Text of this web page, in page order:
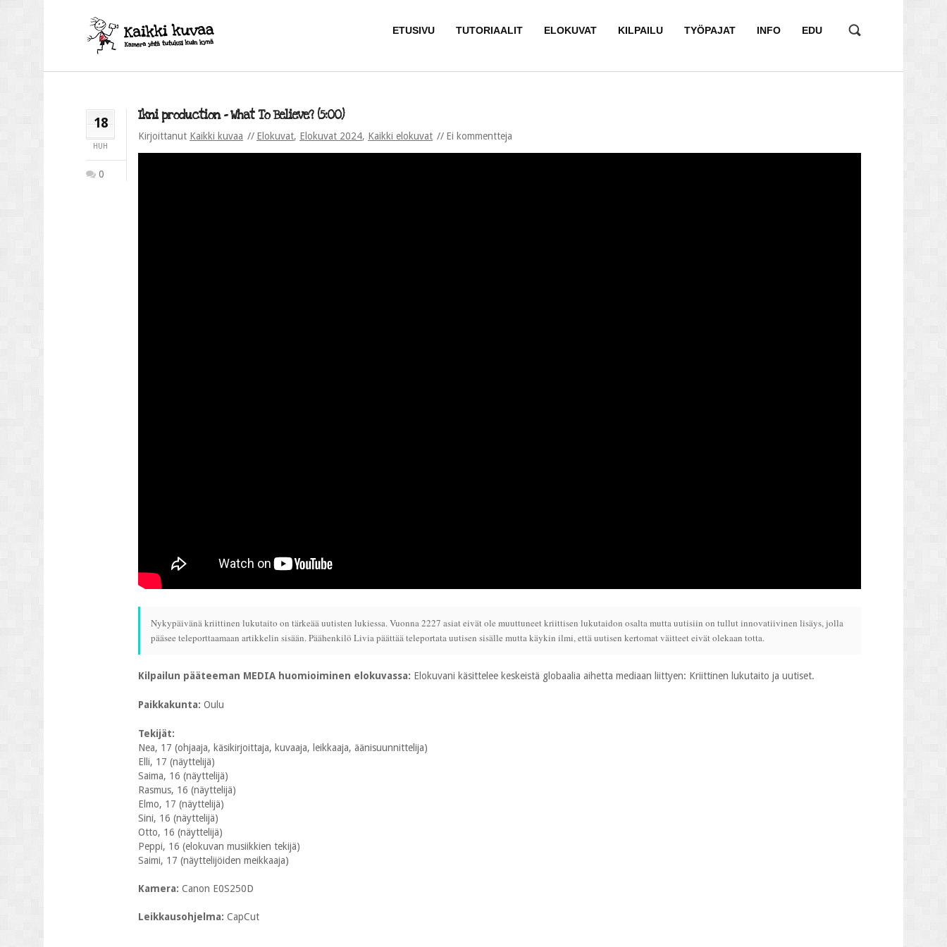
ETUSIVU TUTORIAALIT ELOKUVAT KILPAILU TYÖPAJAT INFO EDU
18
HUH
0
Ikni production – What To Believe? (5:00)
Kirjoittanut Kaikki kuvaa Elokuvat, Elokuvat 2024, Kaikki elokuvat Ei kommentteja
Nykypäivänä kriittinen lukutaito on tärkeää uutisten lukiessa. Vuonna 2227 asiat eivät ole muuttuneet kriittisen lukutaidon osalta mutta uutisiin on tullut innovatiivinen lisäys, jolla
pääsee teleporttaamaan artikkelin sisään. Päähenkilö Livia päättää teleportata uutisen sisälle mutta käykin ilmi, että uutisen kertomat väitteet eivät olekaan totta.
Kilpailun pääteeman MEDIA huomioiminen elokuvassa: Elokuvani käsittelee keskeistä globaalia aihetta mediaan liittyen: Kriittinen lukutaito ja uutiset.
Paikkakunta: Oulu
Tekijät:
Nea, 17 (ohjaaja, käsikirjoittaja, kuvaaja, leikkaaja, äänisuunnittelija)
Elli, 17 (näyttelijä)
Saima, 16 (näyttelijä)
Rasmus, 16 (näyttelijä)
Elmo, 17 (näyttelijä)
Sini, 16 (näyttelijä)
Otto, 16 (näyttelijä)
Peppi, 16 (elokuvan musiikkien tekijä)
Saimi, 17 (näyttelijöiden meikkaaja)
Kamera: Canon E0S250D
Leikkausohjelma: CapCut